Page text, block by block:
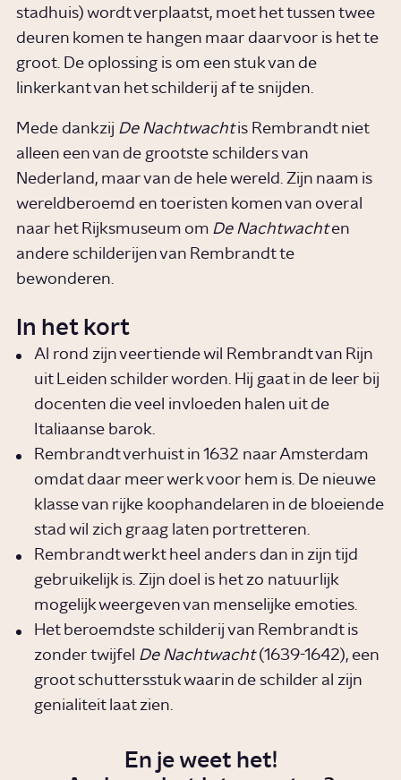
stadhuis) wordt verplaatst, moet het tussen twee
deuren komen te hangen maar daarvoor is het te
groot. De oplossing is om een stuk van de
linkerkant van het schilderij af te snijden.
Mede dankzij De Nachtwachtis Rembrandt niet
alleen een van de grootste schilders van
Nederland, maar van de hele wereld. Zijn naam is
wereldberoemd en toeristen komen van overal
naar het Rijksmuseum om De Nachtwachten
andere schilderijen van Rembrandt te
bewonderen.
In het kort
Al rond zijn veertiende wil Rembrandt van Rijn
uit Leiden schilder worden. Hij gaat in de leer bij
docenten die veel invloeden halen uit de
Italiaanse barok.
Rembrandt verhuist in 1632 naar Amsterdam
omdat daar meer werk voor hem is. De nieuwe
klasse van rijke koophandelaren in de bloeiende
stad wil zich graag laten portretteren.
Rembrandt werkt heel anders dan in zijn tijd
gebruikelijk is. Zijn doel is het zo natuurlijk
mogelijk weergeven van menselijke emoties.
Het beroemdste schilderij van Rembrandt is
zonder twijfel De Nachtwacht(1639-1642), een
groot schuttersstuk waarin de schilder al zijn
genialiteit laat zien.
En je weet het!